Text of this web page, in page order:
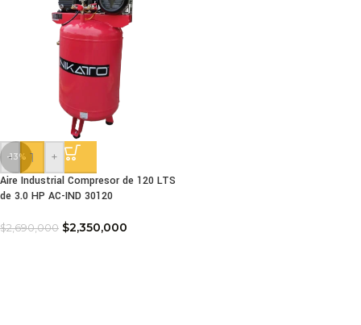
-13%
-
+
Aire Industrial Compresor de 120 LTS
de 3.0 HP AC-IND 30120
$2,690,000 $2,350,000